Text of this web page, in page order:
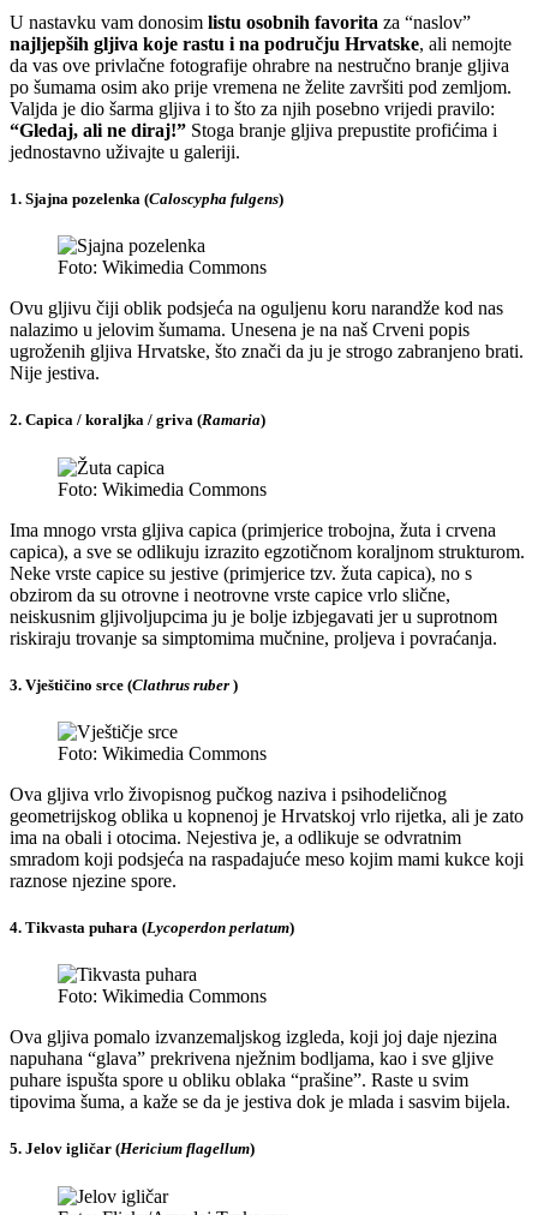
U nastavku vam donosim listu osobnih favorita za “naslov”
najljepših gljiva koje rastu i na području Hrvatske, ali nemojte
da vas ove privlačne fotografije ohrabre na nestručno branje gljiva
po šumama osim ako prije vremena ne želite završiti pod zemljom.
Valjda je dio šarma gljiva i to što za njih posebno vrijedi pravilo:
“Gledaj, ali ne diraj!” Stoga branje gljiva prepustite profićima i
jednostavno uživajte u galeriji.
1. Sjajna pozelenka (Caloscypha fulgens)
Foto: Wikimedia Commons
Ovu gljivu čiji oblik podsjeća na oguljenu koru narandže kod nas
nalazimo u jelovim šumama. Unesena je na naš Crveni popis
ugroženih gljiva Hrvatske, što znači da ju je strogo zabranjeno brati.
Nije jestiva.
2. Capica / koraljka / griva (Ramaria)
Foto: Wikimedia Commons
Ima mnogo vrsta gljiva capica (primjerice trobojna, žuta i crvena
capica), a sve se odlikuju izrazito egzotičnom koraljnom strukturom.
Neke vrste capice su jestive (primjerice tzv. žuta capica), no s
obzirom da su otrovne i neotrovne vrste capice vrlo slične,
neiskusnim gljivoljupcima ju je bolje izbjegavati jer u suprotnom
riskiraju trovanje sa simptomima mučnine, proljeva i povraćanja.
3. Vještičino srce (Clathrus ruber )
Foto: Wikimedia Commons
Ova gljiva vrlo živopisnog pučkog naziva i psihodeličnog
geometrijskog oblika u kopnenoj je Hrvatskoj vrlo rijetka, ali je zato
ima na obali i otocima. Nejestiva je, a odlikuje se odvratnim
smradom koji podsjeća na raspadajuće meso kojim mami kukce koji
raznose njezine spore.
4. Tikvasta puhara (Lycoperdon perlatum)
Foto: Wikimedia Commons
Ova gljiva pomalo izvanzemaljskog izgleda, koji joj daje njezina
napuhana “glava” prekrivena nježnim bodljama, kao i sve gljive
puhare ispušta spore u obliku oblaka “prašine”. Raste u svim
tipovima šuma, a kaže se da je jestiva dok je mlada i sasvim bijela.
5. Jelov igličar (Hericium flagellum)